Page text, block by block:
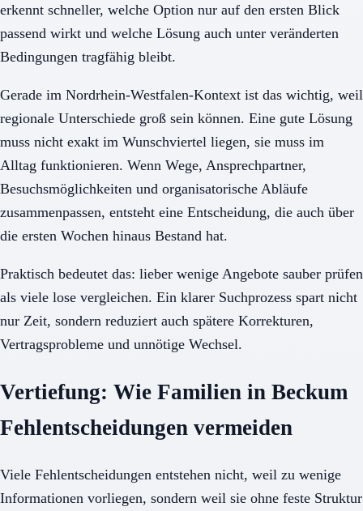
erkennt schneller, welche Option nur auf den ersten Blick
passend wirkt und welche Lösung auch unter veränderten
Bedingungen tragfähig bleibt.
Gerade im Nordrhein-Westfalen-Kontext ist das wichtig, weil
regionale Unterschiede groß sein können. Eine gute Lösung
muss nicht exakt im Wunschviertel liegen, sie muss im
Alltag funktionieren. Wenn Wege, Ansprechpartner,
Besuchsmöglichkeiten und organisatorische Abläufe
zusammenpassen, entsteht eine Entscheidung, die auch über
die ersten Wochen hinaus Bestand hat.
Praktisch bedeutet das: lieber wenige Angebote sauber prüfen
als viele lose vergleichen. Ein klarer Suchprozess spart nicht
nur Zeit, sondern reduziert auch spätere Korrekturen,
Vertragsprobleme und unnötige Wechsel.
Vertiefung: Wie Familien in Beckum
Fehlentscheidungen vermeiden
Viele Fehlentscheidungen entstehen nicht, weil zu wenige
Informationen vorliegen, sondern weil sie ohne feste Struktur